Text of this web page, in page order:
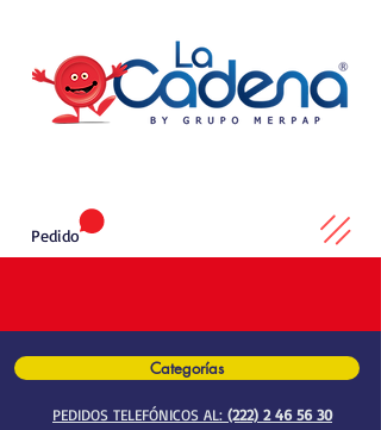
Categorías
PEDIDOS TELEFÓNICOS AL: (222) 2 46 56 30
Pedido